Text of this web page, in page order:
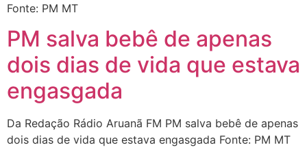
Fonte: PM MT
PM salva bebê de apenas
dois dias de vida que estava
engasgada
Da Redação Rádio Aruanã FM PM salva bebê de apenas
dois dias de vida que estava engasgada Fonte: PM MT